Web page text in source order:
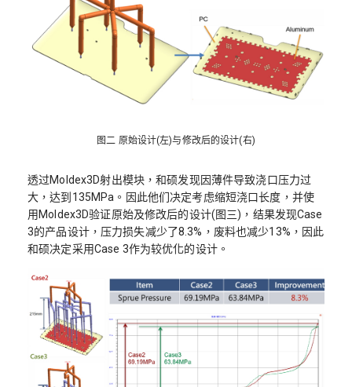
图二 原始设计(左)与修改后的设计(右)
透过Moldex3D射出模块，和硕发现因薄件导致浇口压力过
大，达到135MPa。因此他们决定考虑缩短浇口长度，并使
用Moldex3D验证原始及修改后的设计(图三)，结果发现Case
3的产品设计，压力损失减少了8.3%，废料也减少13%，因此
和硕决定采用Case 3作为较优化的设计。